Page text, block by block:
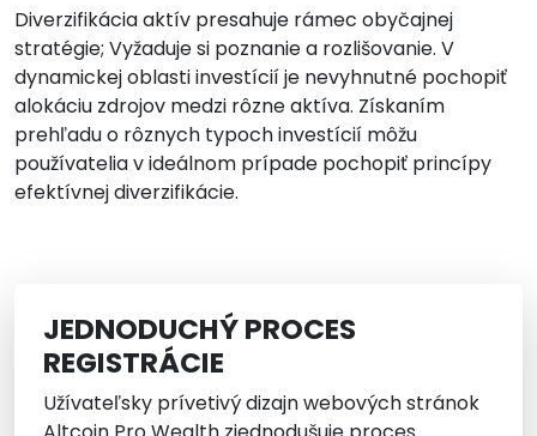
Diverzifikácia aktív presahuje rámec obyčajnej
stratégie; Vyžaduje si poznanie a rozlišovanie. V
dynamickej oblasti investícií je nevyhnutné pochopiť
alokáciu zdrojov medzi rôzne aktíva. Získaním
prehľadu o rôznych typoch investícií môžu
používatelia v ideálnom prípade pochopiť princípy
efektívnej diverzifikácie.
JEDNODUCHÝ PROCES
REGISTRÁCIE
Užívateľsky prívetivý dizajn webových stránok